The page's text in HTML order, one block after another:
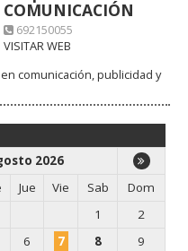
COMUNICACIÓN
692150055
VISITAR WEB
comunicación, publicidad y
2026
Jue Vie Sab
Dom
1
2
6 7 8
9